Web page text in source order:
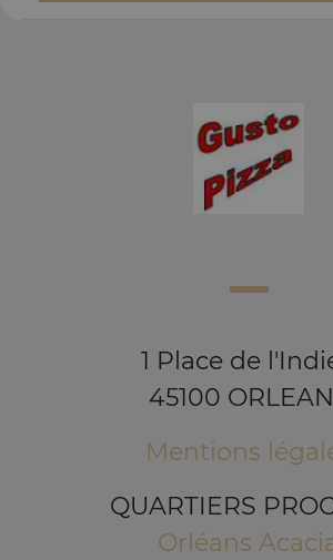
1 Place de
45100
Mentions
QUARTIERS
Orléans